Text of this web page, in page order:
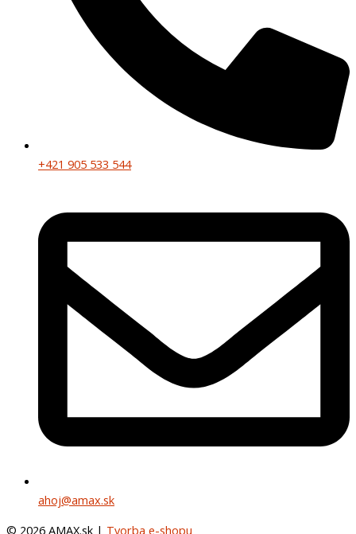
+421 905 533 544
ahoj@amax.sk
© 2026 AMAX.sk | Tvorba e-shopu